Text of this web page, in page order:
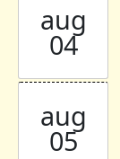
aug
04
aug
05